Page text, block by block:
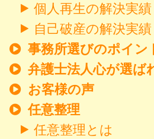
個人再生の解決実績
自己破産の解決実績
事務所選びのポイン
弁護士法人心が選ば
お客様の声
任意整理
任意整理とは